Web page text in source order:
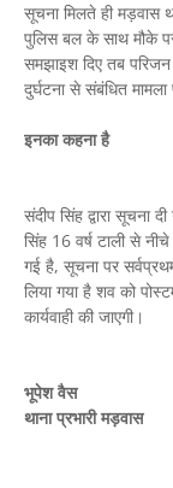
सूचना मिलते ही मड़वास
पुलिस बल के साथ मौके
समझाइश दिए तब
दुर्घटना से संबंधित मामला
इनका कहना है
संदीप सिंह द्वारा सूचना
सिंह 16 वर्ष टाली से
गई है, सूचना पर
लिया गया है शव को
कार्यवाही की जाएगी।
भूपेश वैस
थाना प्रभारी मड़वास